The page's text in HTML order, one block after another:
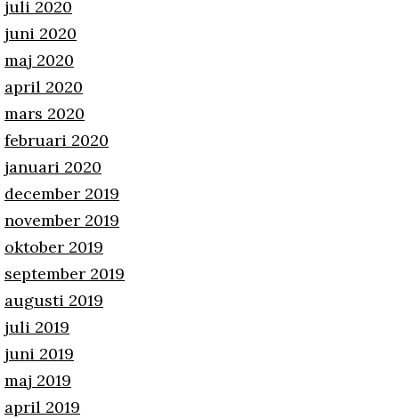
juli 2020
juni 2020
maj 2020
april 2020
mars 2020
februari 2020
januari 2020
december 2019
november 2019
oktober 2019
september 2019
augusti 2019
juli 2019
juni 2019
maj 2019
april 2019